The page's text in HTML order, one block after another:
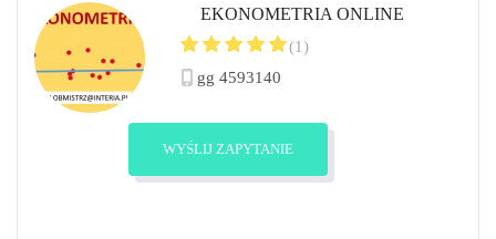
EKONOMETRIA ONLINE
(1)
gg 4593140
WYŚLIJ ZAPYTANIE